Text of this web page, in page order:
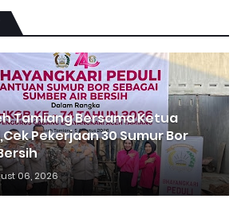
Tamiang Bersama Ketua
Pekerjaan 30 Sumur Bor
06, 2026